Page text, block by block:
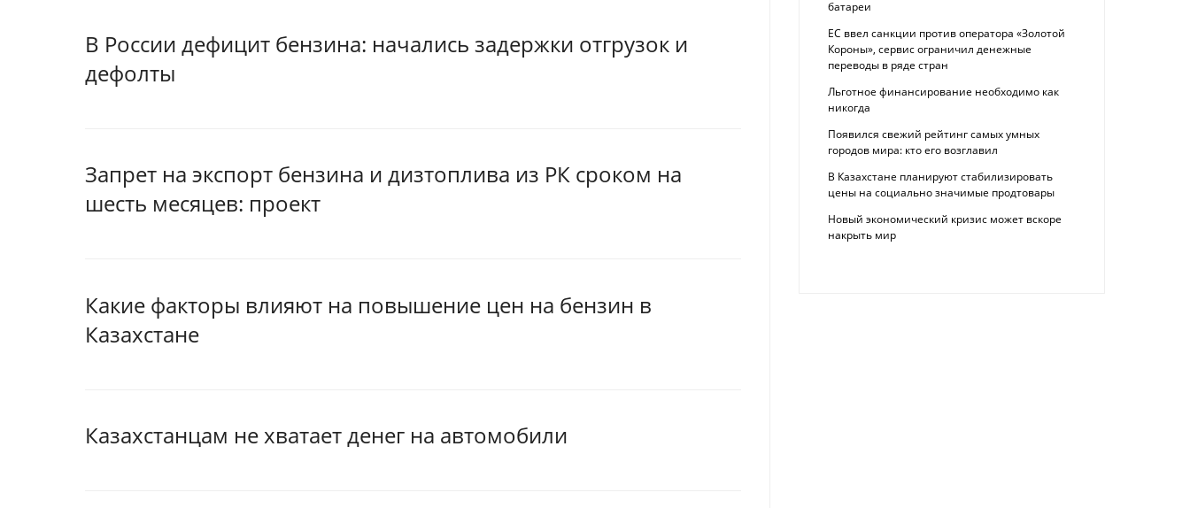
В России дефицит бензина: начались задержки отгрузок и
дефолты
Запрет на экспорт бензина и дизтоплива из РК сроком на
шесть месяцев: проект
Какие факторы влияют на повышение цен на бензин в
Казахстане
Казахстанцам не хватает денег на автомобили
батареи
ЕС ввел санкции против оператора «Золотой
Короны», сервис ограничил денежные
переводы в ряде стран
Льготное финансирование необходимо как
никогда
Появился свежий рейтинг самых умных
городов мира: кто его возглавил
В Казахстане планируют стабилизировать
цены на социально значимые продтовары
Новый экономический кризис может вскоре
накрыть мир